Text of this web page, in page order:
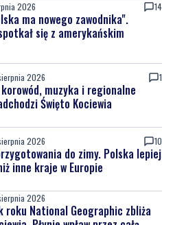
2026 14
ma nowego zawodnika".
się z amerykańskim
2026 1
muzyka i regionalne
Święto Kociewia
2026 10
do zimy. Polska lepiej
inne kraje w Europie
2026
roku National Geographic zbliża